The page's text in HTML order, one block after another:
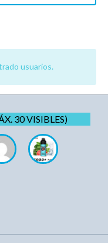
usuarios.
30 VISIBLES)